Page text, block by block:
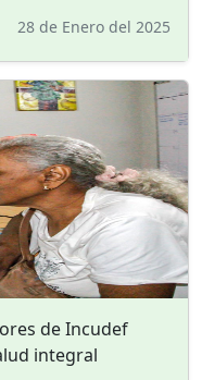
28 de Enero del 2025
de Incudef
integral